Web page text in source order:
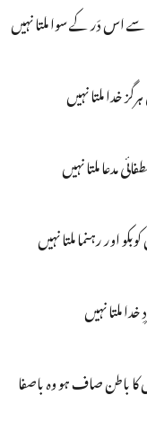
اس دَر کے سوا ملتا نہیں
خدا ملتا نہیں
مدعا ملتا نہیں
اور رہنما ملتا نہیں
ملتا نہیں
باطن صاف ہو وہ باصفا